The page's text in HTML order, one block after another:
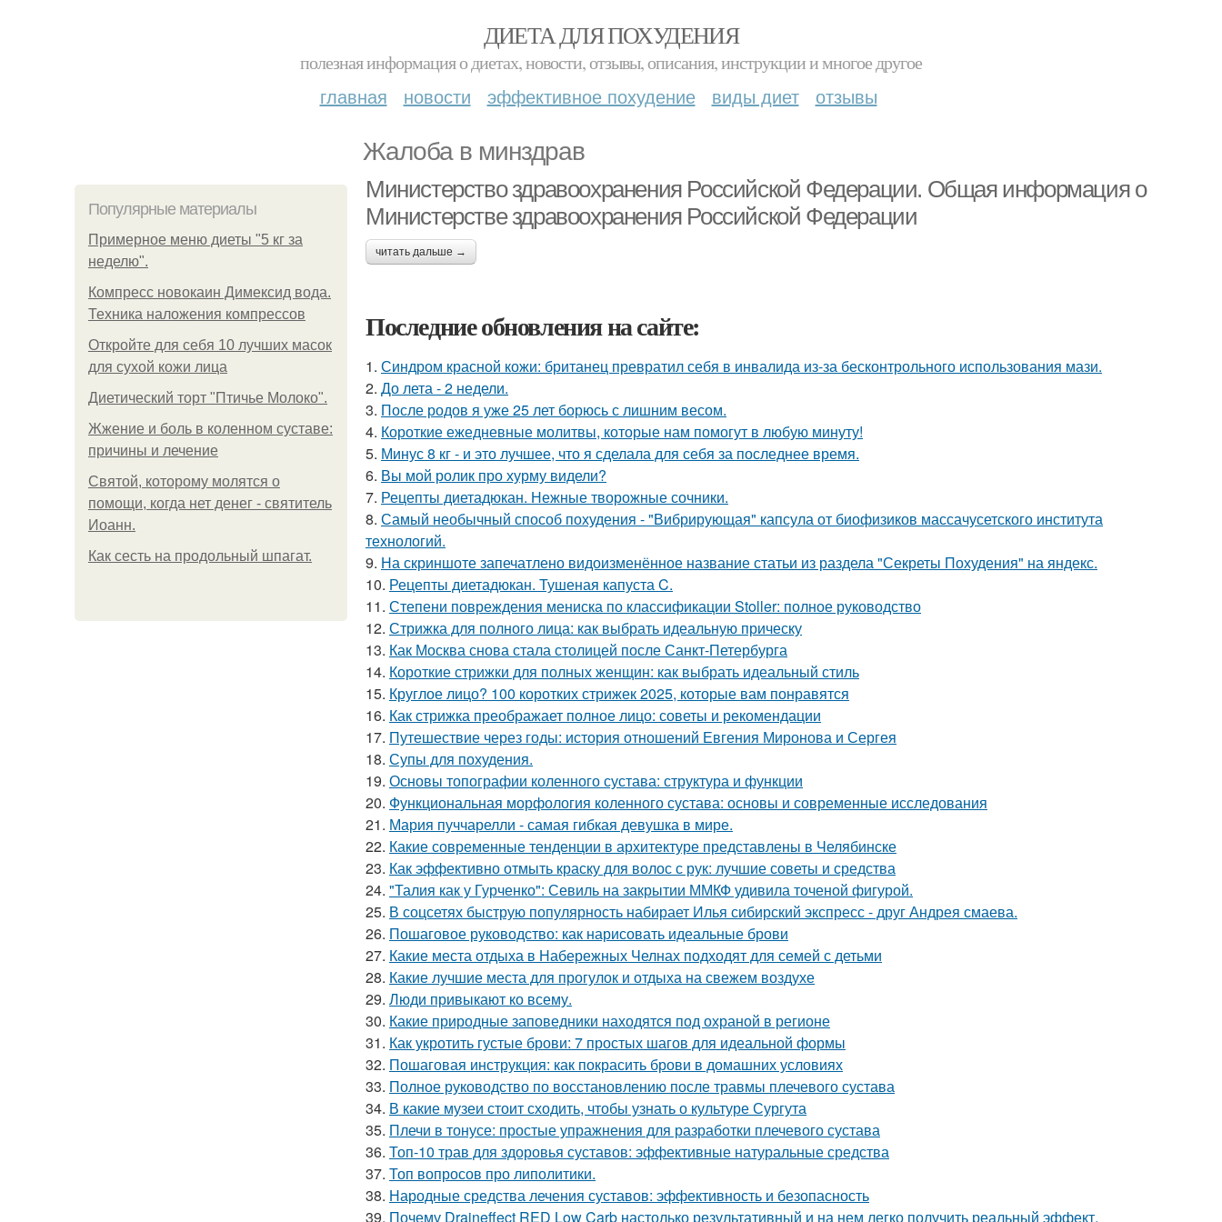
ДИЕТА ДЛЯ ПОХУДЕНИЯ
полезная информация о диетах, новости, отзывы, описания, инструкции и многое другое
главная новости эффективное похудение виды диет отзывы
Жалоба в минздрав
Популярные материалы
Примерное меню диеты "5 кг за
неделю".
Компресс новокаин Димексид вода.
Техника наложения компрессов
Откройте для себя 10 лучших масок
для сухой кожи лица
Диетический торт "Птичье Молоко".
Жжение и боль в коленном суставе:
причины и лечение
Святой, которому молятся о
помощи, когда нет денег - святитель
Иоанн.
Как сесть на продольный шпагат.
Министерство здравоохранения Российской Федерации. Общая информация о
Министерстве здравоохранения Российской Федерации
читать дальше →
Последние обновления на сайте:
1. Синдром красной кожи: британец превратил себя в инвалида из-за бесконтрольного использования мази.
2. До лета - 2 недели.
3. После родов я уже 25 лет борюсь с лишним весом.
4. Короткие ежедневные молитвы, которые нам помогут в любую минуту!
5. Минус 8 кг - и это лучшее, что я сделала для себя за последнее время.
6. Вы мой ролик про хурму видели?
7. Рецепты диетадюкан. Нежные творожные сочники.
8. Самый необычный способ похудения - "Вибрирующая" капсула от биофизиков массачусетского института
технологий.
9. На скриншоте запечатлено видоизменённое название статьи из раздела "Секреты Похудения" на яндекс.
10. Рецепты диетадюкан. Тушеная капуста C.
11. Степени повреждения мениска по классификации Stoller: полное руководство
12. Стрижка для полного лица: как выбрать идеальную прическу
13. Как Москва снова стала столицей после Санкт-Петербурга
14. Короткие стрижки для полных женщин: как выбрать идеальный стиль
15. Круглое лицо? 100 коротких стрижек 2025, которые вам понравятся
16. Как стрижка преображает полное лицо: советы и рекомендации
17. Путешествие через годы: история отношений Евгения Миронова и Сергея
18. Супы для похудения.
19. Основы топографии коленного сустава: структура и функции
20. Функциональная морфология коленного сустава: основы и современные исследования
21. Мария пуччарелли - самая гибкая девушка в мире.
22. Какие современные тенденции в архитектуре представлены в Челябинске
23. Как эффективно отмыть краску для волос с рук: лучшие советы и средства
24. "Талия как у Гурченко": Севиль на закрытии ММКФ удивила точеной фигурой.
25. В соцсетях быструю популярность набирает Илья сибирский экспресс - друг Андрея смаева.
26. Пошаговое руководство: как нарисовать идеальные брови
27. Какие места отдыха в Набережных Челнах подходят для семей с детьми
28. Какие лучшие места для прогулок и отдыха на свежем воздухе
29. Люди привыкают ко всему.
30. Какие природные заповедники находятся под охраной в регионе
31. Как укротить густые брови: 7 простых шагов для идеальной формы
32. Пошаговая инструкция: как покрасить брови в домашних условиях
33. Полное руководство по восстановлению после травмы плечевого сустава
34. В какие музеи стоит сходить, чтобы узнать о культуре Сургута
35. Плечи в тонусе: простые упражнения для разработки плечевого сустава
36. Топ-10 трав для здоровья суставов: эффективные натуральные средства
37. Топ вопросов про липолитики.
38. Народные средства лечения суставов: эффективность и безопасность
39. Почему Draineffect RED Low Carb настолько результативный и на нем легко получить реальный эффект,